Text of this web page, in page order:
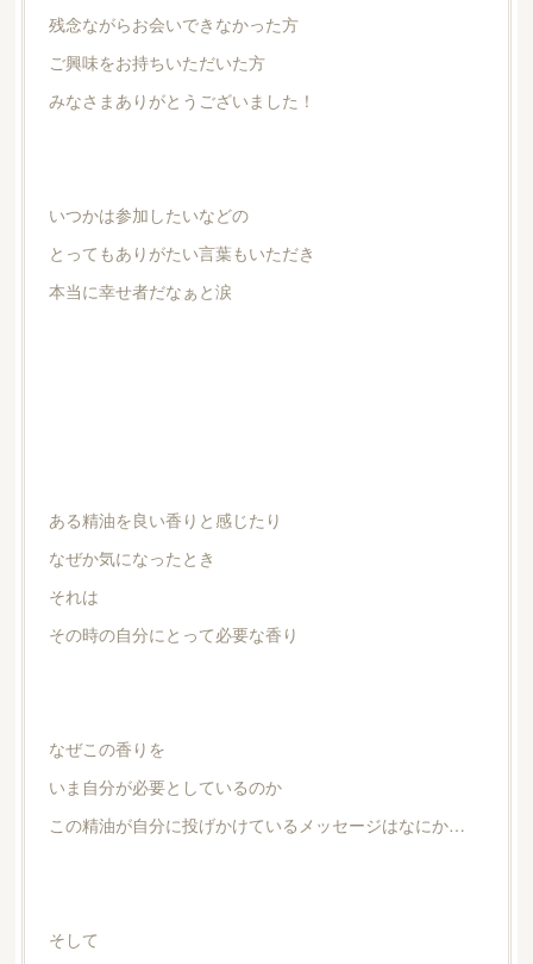
残念ながらお会いできなかった方
ご興味をお持ちいただいた方
みなさまありがとうございました！
いつかは参加したいなどの
とってもありがたい言葉もいただき
本当に幸せ者だなぁと涙
ある精油を良い香りと感じたり
なぜか気になったとき
それは
その時の自分にとって必要な香り
なぜこの香りを
いま自分が必要としているのか
この精油が自分に投げかけているメッセージはなにか…
そして